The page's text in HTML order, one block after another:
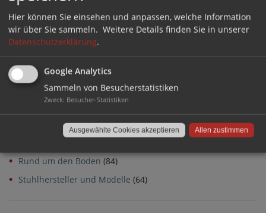
Kategorien
Alltagstipps(34)
Außenbereich(35)
(52)
Geschäftskunden(19)
Rund um den Boden (84)
Stuhlhersteller und Modelle (64)
Hier können Sie einsehen und anpassen, welche Information
wir über Sie sammeln. Weitere Details finden Sie in unserer
Datenschutzerklärung.
Google Analytics
Sammeln von Besucherstatistiken
Zweck: Besucher-Statistiken
Allen zustimmen
Ausgewählte Cookies akzeptieren